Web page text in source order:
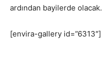
ardından bayilerde olacak.
[envira-gallery id=”6313″]